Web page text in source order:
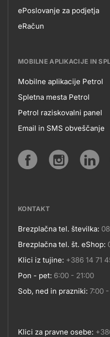
ePoslovanje za podjetja
eRačun
MOBILNE APLIKACIJE IN
MOBILNE
APLIKACIJE
SPLETNA
Mobilne aplikacije Petrol
Spletna mesta Petrol
Petrol raziskovalni panel
Email in SMS obveščanje
KONTAKT
Kontakt
Brezplačna tel. številka:
Brezplačna tel. št. eShop:
Klici iz tujine: +386 14 71
Pon - pet: 6:00 - 21:00
Sob, ned in prazniki: 7:00
Klici za pravne osebe: